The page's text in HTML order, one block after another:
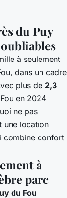
du Puy
à seulement
dans un cadre
plus de 2,3
en 2024
ne pas
une location
combine confort
à
parc
du Fou